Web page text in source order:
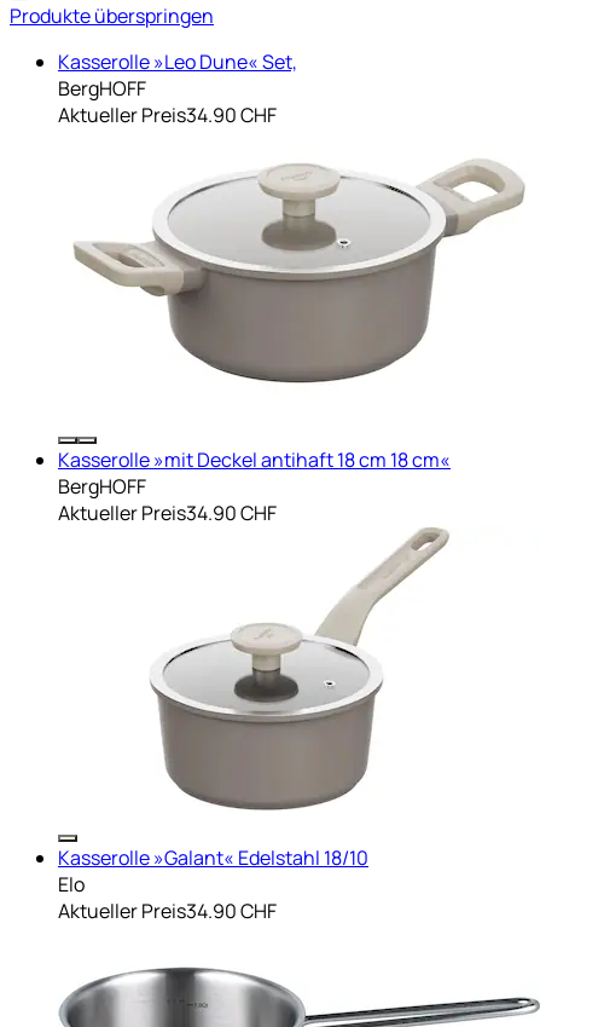
Produkte überspringen
Kasserolle »Leo Dune« Set,
BergHOFF
Aktueller Preis34.90 CHF
Kasserolle »mit Deckel antihaft 18 cm 18 cm«
BergHOFF
Aktueller Preis34.90 CHF
Kasserolle »Galant« Edelstahl 18/10
Elo
Aktueller Preis34.90 CHF